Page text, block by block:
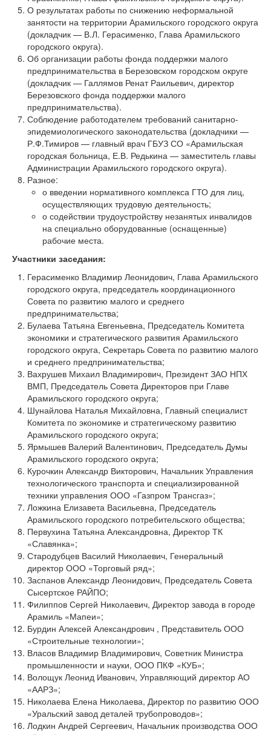
О результатах работы по снижению неформальной
занятости на территории Арамильского городского округа
(докладчик — В.Л. Герасименко, Глава Арамильского
городского округа).
Об организации работы фонда поддержки малого
предпринимательства в Березовском городском округе
(докладчик — Галлямов Ренат Раильевич, директор
Березовского фонда поддержки малого
предпринимательства).
Соблюдение работодателем требований санитарно-
эпидемиологического законодательства (докладчики —
Р.Ф.Тимиров — главный врач ГБУЗ СО «Арамильская
городская больница, Е.В. Редькина — заместитель главы
Администрации Арамильского городского округа).
Разное:
о введении нормативного комплекса ГТО для лиц,
осуществляющих трудовую деятельность;
о содействии трудоустройству незанятых инвалидов
на специально оборудованные (оснащенные)
рабочие места.
Участники заседания:
Герасименко Владимир Леонидович, Глава Арамильского
городского округа, председатель координационного
Совета по развитию малого и среднего
предпринимательства;
Булаева Татьяна Евгеньевна, Председатель Комитета
экономики и стратегического развития Арамильского
городского округа, Секретарь Совета по развитию малого
и среднего предпринимательства;
Вахрушев Михаил Владимирович, Президент ЗАО НПХ
ВМП, Председатель Совета Директоров при Главе
Арамильского городского округа;
Шунайлова Наталья Михайловна, Главный специалист
Комитета по экономике и стратегическому развитию
Арамильского городского округа;
Ярмышев Валерий Валентинович, Председатель Думы
Арамильского городского округа;
Курочкин Александр Викторович, Начальник Управления
технологического транспорта и специализированной
техники управления ООО «Газпром Трансгаз»;
Ложкина Елизавета Васильевна, Председатель
Арамильского городского потребительского общества;
Первухина Татьяна Александровна, Директор ТК
«Славянка»;
Стародубцев Василий Николаевич, Генеральный
директор ООО «Торговый ряд»;
Заспанов Александр Леонидович, Председатель Совета
Сысертское РАЙПО;
Филиппов Сергей Николаевич, Директор завода в городе
Арамиль «Мапеи»;
Бурдин Алексей Александрович , Представитель ООО
«Строительные технологии»;
Власов Владимир Владимирович, Советник Министра
промышленности и науки, ООО ПКФ «КУБ»;
Волощук Леонид Иванович, Управляющий директор АО
«ААРЗ»;
Николаева Елена Николаева, Директор по развитию ООО
«Уральский завод деталей трубопроводов»;
Лодкин Андрей Сергеевич, Начальник производства ООО